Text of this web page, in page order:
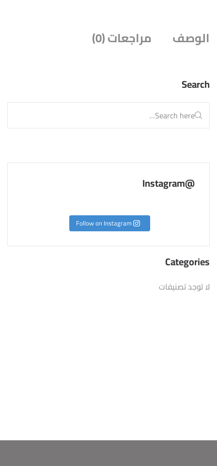
الوصف مراجعات (0)
Search
@Instagram
Follow on Instagram
Categories
لا توجد تصنيفات